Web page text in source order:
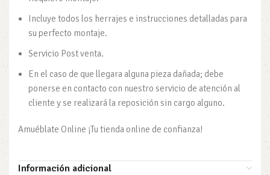
Incluye todos los herrajes e instrucciones detalladas para
su perfecto montaje.
Servicio Post venta.
En el caso de que llegara alguna pieza dañada; debe
ponerse en contacto con nuestro servicio de atención al
cliente y se realizará la reposición sin cargo alguno.
Amuéblate Online ¡Tu tienda online de confianza!
Información adicional